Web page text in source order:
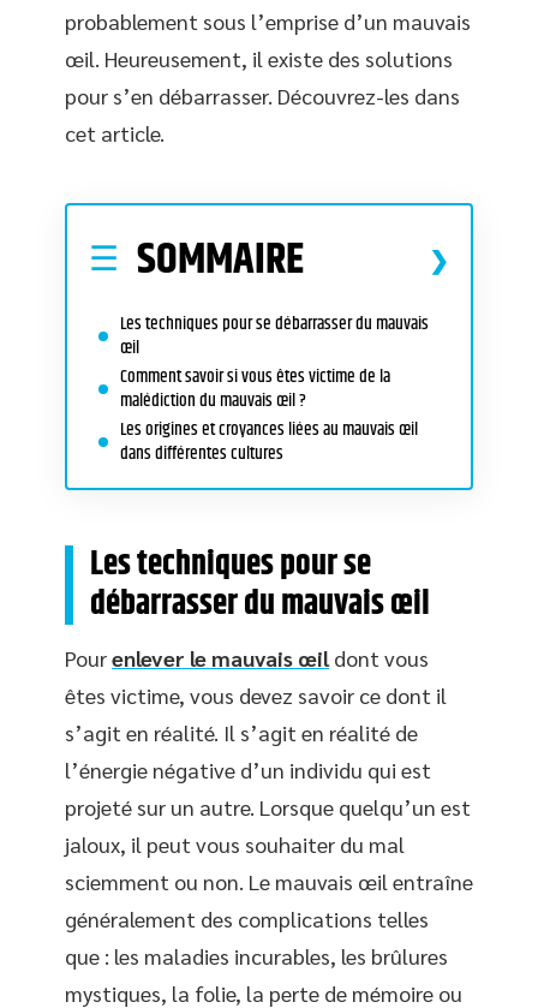
probablement sous l’emprise d’un mauvais
œil. Heureusement, il existe des solutions
pour s’en débarrasser. Découvrez-les dans
cet article.
SOMMAIRE
Les techniques pour se débarrasser du mauvais
œil
Comment savoir si vous êtes victime de la
malédiction du mauvais œil ?
Les origines et croyances liées au mauvais œil
dans différentes cultures
Les techniques pour se
débarrasser du mauvais œil
Pourenlever le mauvais œildont vous
êtes victime, vous devez savoir ce dont il
s’agit en réalité. Il s’agit en réalité de
l’énergie négative d’un individu qui est
projeté sur un autre. Lorsque quelqu’un est
jaloux, il peut vous souhaiter du mal
sciemment ou non. Le mauvais œil entraîne
généralement des complications telles
que : les maladies incurables, les brûlures
mystiques, la folie, la perte de mémoire ou